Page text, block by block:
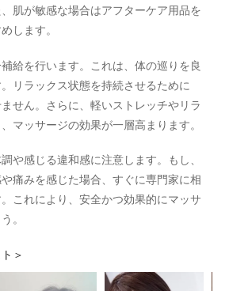
肌が敏感な場合はアフターケア用品を
します。
給を行います。これは、体の巡りを良
リラックス状態を持続させるために
せん。さらに、軽いストレッチやリラ
マッサージの効果が一層高まります。
や感じる違和感に注意します。もし、
痛みを感じた場合、すぐに専門家に相
これにより、安全かつ効果的にマッサ
。
＞